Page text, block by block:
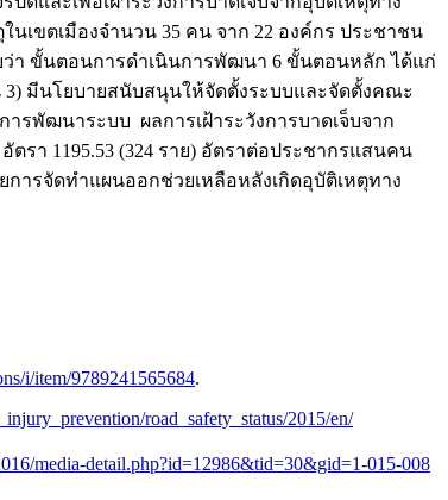
เขตเมืองจำนวน 35 คน จาก 22 องค์กร ประชาชน
ว่า ขั้นตอนการดำเนินการพัฒนา 6 ขั้นตอนหลัก ได้แก่
มีนโยบายสนับสนุนให้จัดตั้งระบบและจัดตั้งคณะ
รพัฒนาระบบ ผลการเฝ้าระวังการบาดเจ็บจาก
ตรา 1195.53 (324 ราย) อัตราต่อประชากรแสนคน
การจัดทำแผนออกช่วยเหลือหลังเกิดอุบัติเหตุทาง
i/item/9789241565684.
road_safety_status/2015/en/
media-detail.php?id=12986&tid=30&gid=1-015-008